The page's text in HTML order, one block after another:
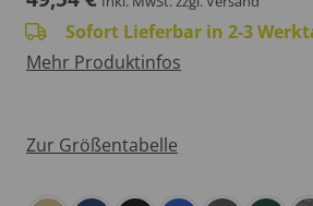
Sofort Lieferbar in 2-3
Mehr Produktinfos
Zur Größentabelle